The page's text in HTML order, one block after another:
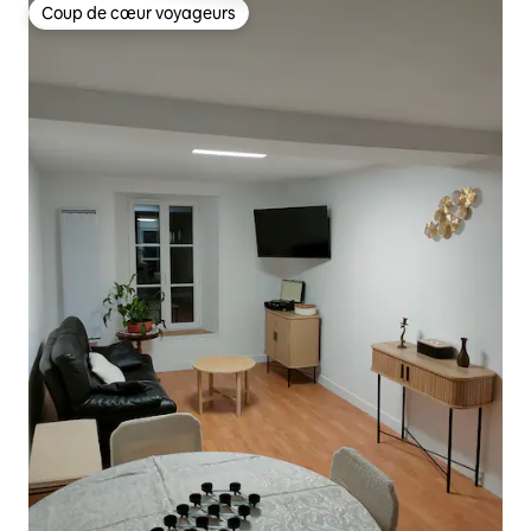
Coup de cœur voyageurs
Coup de cœur voyageurs